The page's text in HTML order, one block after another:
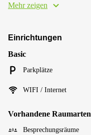
Mehr zeigen
Einrichtungen
Basic
Parkplätze
WIFI / Internet
Vorhandene Raumarten
Besprechungsräume